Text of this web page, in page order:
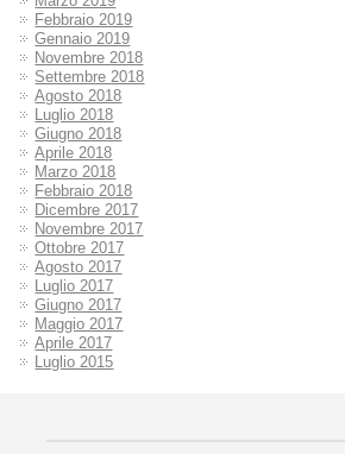
Febbraio 2019
Gennaio 2019
Novembre 2018
Settembre 2018
Agosto 2018
Luglio 2018
Giugno 2018
Aprile 2018
Marzo 2018
Febbraio 2018
Dicembre 2017
Novembre 2017
Ottobre 2017
Agosto 2017
Luglio 2017
Giugno 2017
Maggio 2017
Aprile 2017
Luglio 2015